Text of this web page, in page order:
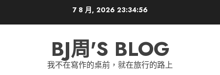
7 8 月, 202623:34:57
BJ周'S BLOG
我不在寫作的桌前，就在旅行的路上